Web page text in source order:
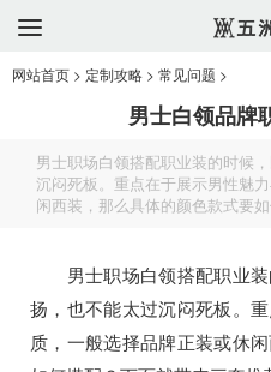
网站首页 > 定制攻略 > 常见问题 >
男士白领品牌
男士职场白领搭配职业装的时候
沉闷死板。重点在于展示男性魅
闲西装，那么具体的颜色款式要
男士职场白领搭配职业装
扬，也不能太过沉闷死板。
质，一般选择品牌正装或休